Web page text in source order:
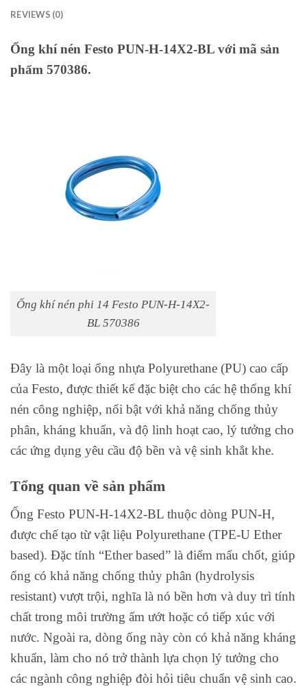
REVIEWS (0)
Ống khí nén Festo PUN-H-14X2-BL với mã sản
phẩm 570386.
Ống khí nén phi 14 Festo PUN-H-14X2-
BL 570386
Đây là một loại ống nhựa Polyurethane (PU) cao cấp
của Festo, được thiết kế đặc biệt cho các hệ thống khí
nén công nghiệp, nổi bật với khả năng chống thủy
phân, kháng khuẩn, và độ linh hoạt cao, lý tưởng cho
các ứng dụng yêu cầu độ bền và vệ sinh khắt khe.
Tổng quan về sản phẩm
Ống Festo PUN-H-14X2-BL thuộc dòng PUN-H,
được chế tạo từ vật liệu Polyurethane (TPE-U Ether
based). Đặc tính “Ether based” là điểm mấu chốt, giúp
ống có khả năng chống thủy phân (hydrolysis
resistant) vượt trội, nghĩa là nó bền hơn và duy trì tính
chất trong môi trường ẩm ướt hoặc có tiếp xúc với
nước. Ngoài ra, dòng ống này còn có khả năng kháng
khuẩn, làm cho nó trở thành lựa chọn lý tưởng cho
các ngành công nghiệp đòi hỏi tiêu chuẩn vệ sinh cao.